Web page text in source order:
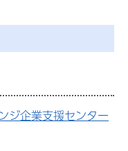
ジ企業支援センター